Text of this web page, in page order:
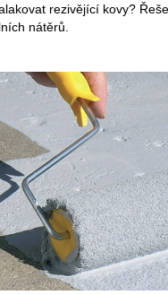
rezivějící kovy?
nátěrů.